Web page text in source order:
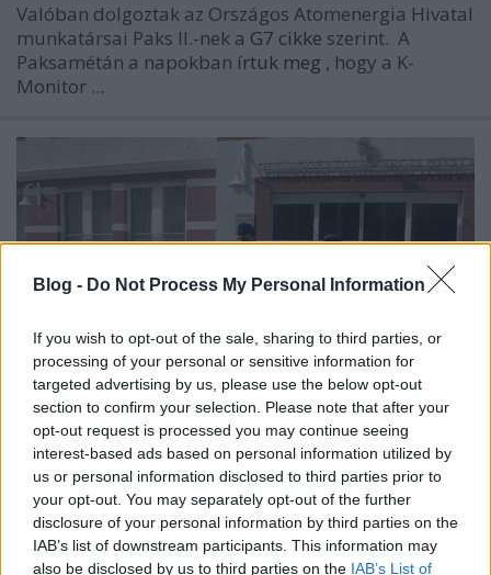
Blog - Do Not Process My Personal Information
If you wish to opt-out of the sale, sharing to third parties, or
processing of your personal or sensitive information for
targeted advertising by us, please use the below opt-out
section to confirm your selection. Please note that after your
opt-out request is processed you may continue seeing
interest-based ads based on personal information utilized by
us or personal information disclosed to third parties prior to
your opt-out. You may separately opt-out of the further
disclosure of your personal information by third parties on the
IAB’s list of downstream participants. This information may
also be disclosed by us to third parties on the IAB’s List of
Valóban dolgoztak az Országos Atomenergia Hivatal
munkatársai Paks II.-nek a G7 cikke szerint. A
Paksamétán a napokban írtuk meg , hogy a K-
Monitor ...
Bedolgozhat-e az Országos
Atomenergia Hivatal munkatársa
Paks II-nek?